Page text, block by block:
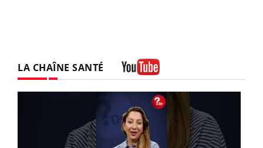
LA CHAÎNE SANTÉ